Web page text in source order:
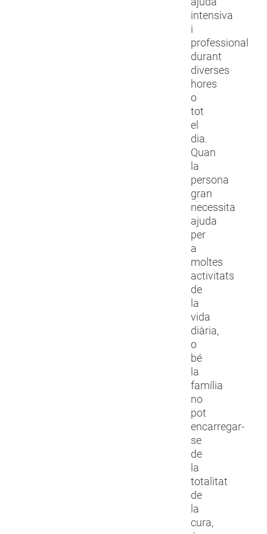
intensiva
i
professional
durant
diverses
hores
o
tot
el
dia.
Quan
la
persona
gran
necessita
ajuda
per
a
moltes
activitats
de
la
vida
diària,
o
bé
la
família
no
pot
encarregar-
se
de
la
totalitat
de
la
cura,